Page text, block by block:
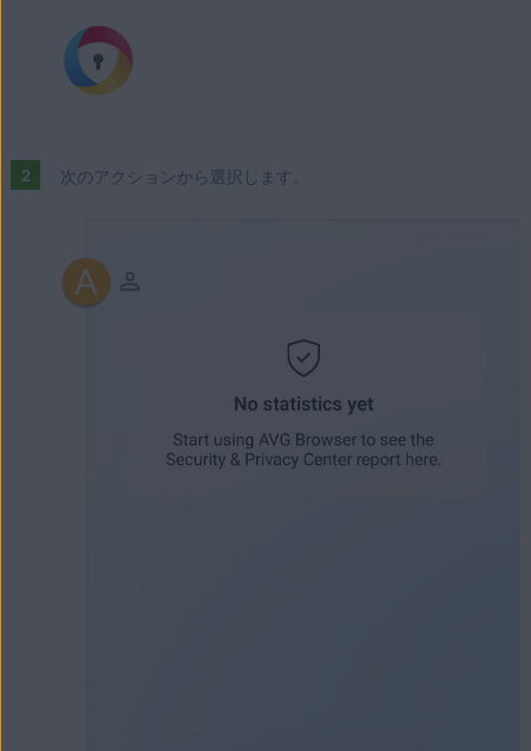
次のアクションから選択します。